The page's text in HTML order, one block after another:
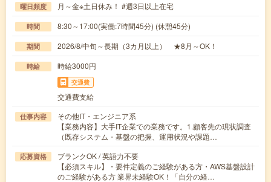
曜日頻度 月～金※土日休み！ #週3日以上在宅
時間 8:30～17:00(実働:7時間45分) (休憩45分)
期間 2026/8/中旬～長期（3カ月以上） ★8月～OK！
時給 時給3000円
交通費
交通費支給
仕事内容
その他IT・エンジニア系
【業務内容】大手IT企業での業務です。1.顧客先の現状調査
（既存システム・基盤の把握、運用状況や課題…
応募資格
ブランクOK / 英語力不要
【必須スキル】・要件定義のご経験がある方・AWS基盤設計
のご経験がある方 業界未経験OK！「自分の経…